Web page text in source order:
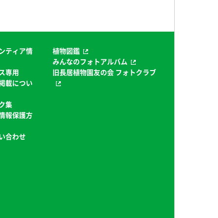
ティア情
専用
載につい
集
報保護方
合わせ
植物図鑑
みんなのフォトアルバム
旧長居植物園友の会 フォトクラブ